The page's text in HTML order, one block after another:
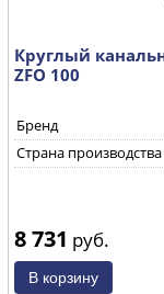
Круглый
ZFO 100
Бренд
Страна производства
8 731 руб.